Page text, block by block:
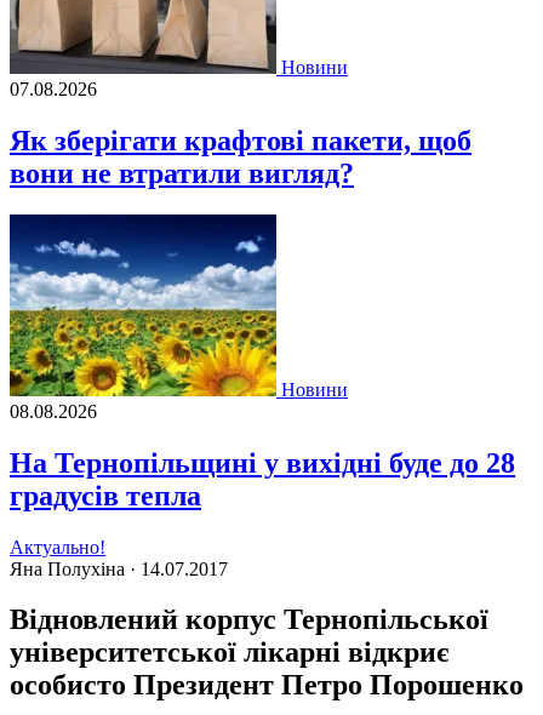
Новини
07.08.2026
Як зберігати крафтові пакети, щоб
вони не втратили вигляд?
Новини
08.08.2026
На Тернопільщині у вихідні буде до 28
градусів тепла
Актуально!
Яна Полухіна · 14.07.2017
Відновлений корпус Тернопільської
університетської лікарні відкриє
особисто Президент Петро Порошенко